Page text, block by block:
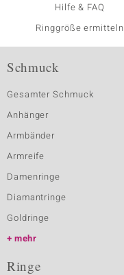
Hilfe & FAQ
Ringgröße ermitteln
Schmuck
Gesamter Schmuck
Anhänger
Armbänder
Armreife
Damenringe
Diamantringe
Goldringe
mehr
Ringe